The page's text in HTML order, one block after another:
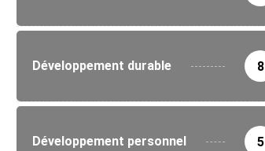
POLITIQUE
Togo : les gouverneurs et préfets évaluent...
Développement durable 8
Développement personnel 5